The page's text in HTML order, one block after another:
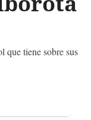
que tiene sobre sus